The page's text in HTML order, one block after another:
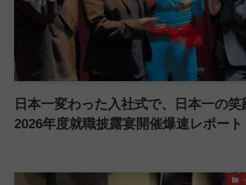
日本一変わった入社式で、日本一の笑
2026年度就職披露宴開催爆速レポート